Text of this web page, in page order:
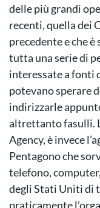
delle più grandi
recenti, quella dei
precedente e che
tutta una serie di
interessate a fonti
potevano sperare
indirizzarle
altrettanto fasulli.
Agency, è invece
Pentagono che
telefono,
degli Stati Uniti di
praticamente